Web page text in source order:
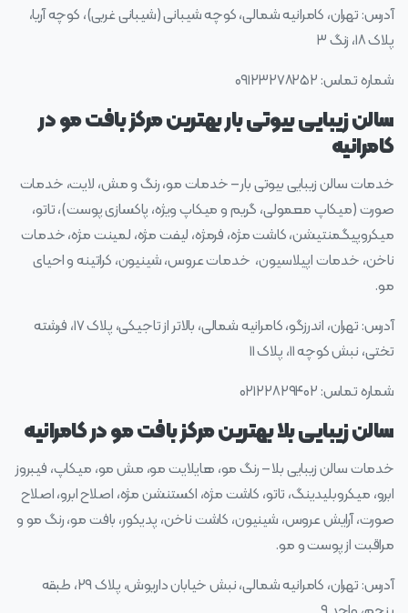
آدرس: تهران، کامرانیه شمالی، کوچه شیبانی (شیبانی غربی)، کوچه آریا،
پلاک ۱۸، زنگ ۳
شماره تماس: ۰۹۱۲۳۲۷۸۲۵۲
سالن زیبایی بیوتی بار بهترین مرکز بافت مو در
کامرانیه
خدمات سالن زیبایی بیوتی بار – خدمات مو، رنگ و مش، لایت، خدمات
صورت (میکاپ معمولی، گریم و میکاپ ویژه، پاکسازی پوست)، تاتو،
میکروپیگمنتیشن، کاشت مژه، فرمژه، لیفت مژه، لمینت مژه، خدمات
ناخن، خدمات اپیلاسیون، خدمات عروس، شینیون، کراتینه و احیای
مو.
آدرس: تهران، اندرزگو، کامرانیه شمالی، بالاتر از تاجیکی، پلاک ۱۷، فرشته
تختی، نبش کوچه ۱۱، پلاک ۱۱
شماره تماس: ۰۲۱۲۲۸۲۹۴۰۲
سالن زیبایی بلا بهترین مرکز بافت مو در کامرانیه
خدمات سالن زیبایی بلا – رنگ مو، هایلایت مو، مش مو، میکاپ، فیبروز
ابرو، میکروبلیدینگ، تاتو، کاشت مژه، اکستنشن مژه، اصلاح ابرو، اصلاح
صورت، آرایش عروس، شینیون، کاشت ناخن، پدیکور، بافت‌ مو، رنگ مو و
مراقبت از پوست و مو.
آدرس: تهران، کامرانیه شمالی، نبش خیابان داریوش، پلاک ۲۹، طبقه